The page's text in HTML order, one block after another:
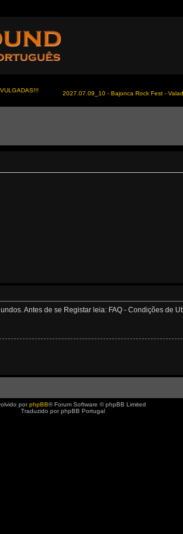
2027.07.09_10 - Bajonca Rock Fest -
Antes de se Registar leia: FAQ - Condições de
porphpBB® Forum Software © phpBB Limited
Traduzido por phpBB Portugal